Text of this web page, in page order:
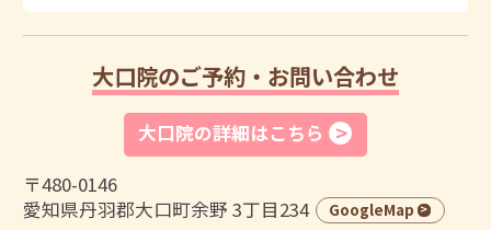
大口院のご予約・お問い合わせ
大口院の詳細はこちら
〒480-0146
愛知県丹羽郡大口町余野 3丁目234
GoogleMap